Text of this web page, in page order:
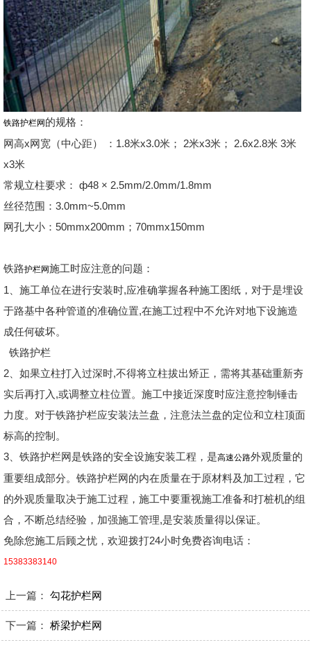
铁路护栏网 的规格：
网高x网宽（中心距） ：1.8米x3.0米； 2米x3米； 2.6x2.8米 3米
x3米
常规立柱要求： ф48 × 2.5mm/2.0mm/1.8mm
丝径范围：3.0mm~5.0mm
网孔大小：50mmx200mm；70mmx150mm
铁路护栏网施工时应注意的问题：
1、施工单位在进行安装时,应准确掌握各种施工图纸，对于是埋设
于路基中各种管道的准确位置,在施工过程中不允许对地下设施造
成任何破坏。
铁路护栏
2、如果立柱打入过深时,不得将立柱拔出矫正，需将其基础重新夯
实后再打入,或调整立柱位置。施工中接近深度时应注意控制锤击
力度。对于铁路护栏应安装法兰盘，注意法兰盘的定位和立柱顶面
标高的控制。
3、铁路护栏网是铁路的安全设施安装工程，是高速公路外观质量的
重要组成部分。铁路护栏网的内在质量在于原材料及加工过程，它
的外观质量取决于施工过程，施工中要重视施工准备和打桩机的组
合，不断总结经验，加强施工管理,是安装质量得以保证。
免除您施工后顾之忧，欢迎拨打24小时免费咨询电话：
15383383140
上一篇：勾花护栏网
下一篇：桥梁护栏网